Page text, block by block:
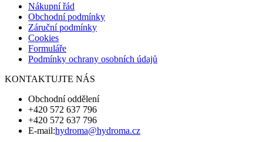
Nákupní řád
Obchodní podmínky
Záruční podmínky
Cookies
Formuláře
Podmínky ochrany osobních údajů
KONTAKTUJTE NÁS
Obchodní oddělení
+420 572 637 796
+420 572 637 796
E-mail:hydroma@hydroma.cz